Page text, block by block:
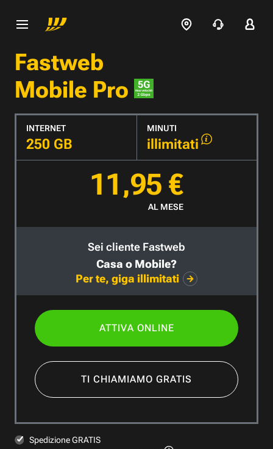
Fastweb
Mobile Pro
INTERNET
250 GB
MINUTI
illimitati
11,95 €
AL MESE
Sei cliente Fastweb
Casa o Mobile?
Per te, giga illimitati
ATTIVA ONLINE
TI CHIAMIAMO GRATIS
Spedizione GRATIS